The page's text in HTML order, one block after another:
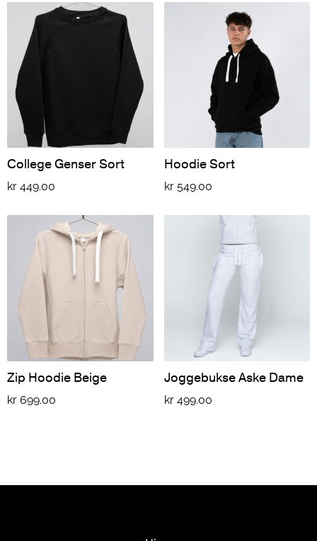
College Genser Sort
kr 449.00
Hoodie Sort
kr549.00
Zip Hoodie Beige
kr 699.00
Joggebukse Aske Dame
kr499.00